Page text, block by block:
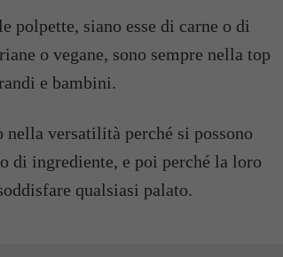
polpette, siano esse di carne o di
o vegane, sono sempre nella top
e bambini.
versatilità perché si possono
di ingrediente, e poi perché la loro
qualsiasi palato.